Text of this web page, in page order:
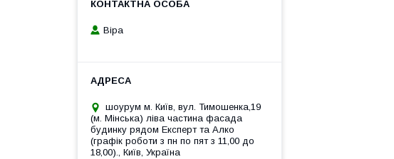
Віра
шоурум м. Київ, вул. Тимошенка,19
(м. Мінська) ліва частина фасада
будинку рядом Експерт та Алко
(графік роботи з пн по пят з 11,00 до
18,00)., Київ, Україна